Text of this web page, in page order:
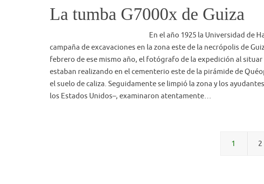
La tumba G7000x de Guiza
En el año 1925 la Universidad de
campaña de excavaciones en la zona este de la necrópolis de
febrero de ese mismo año, el fotógrafo de la expedición al
estaban realizando en el cementerio este de la pirámide de
el suelo de caliza. Seguidamente se limpió la zona y los
los Estados Unidos–, examinaron atentamente…
1 2